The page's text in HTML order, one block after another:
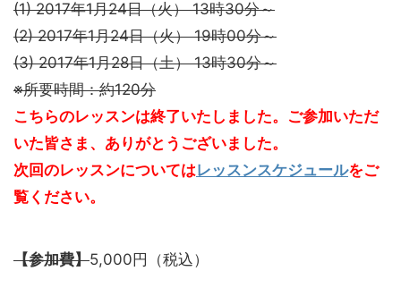
(1) 2017年1月24日（火） 13時30分～
(2) 2017年1月24日（火） 19時00分～
(3) 2017年1月28日（土） 13時30分～
※所要時間：約120分
こちらのレッスンは終了いたしました。ご参加いただ
いた皆さま、ありがとうございました。
次回のレッスンについてはレッスンスケジュールをご
覧ください。
【参加費】5,000円（税込）